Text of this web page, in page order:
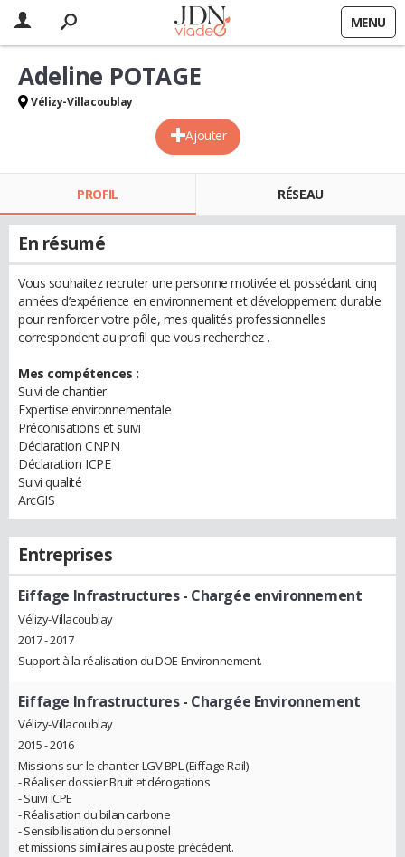
MENU
Ajouter
Adeline POTAGE
Vélizy-Villacoublay
PROFIL RÉSEAU
En résumé
Vous souhaitez recruter une personne motivée et possédant cinq
années d’expérience en environnement et développement durable
pour renforcer votre pôle, mes qualités professionnelles
correspondent au profil que vous recherchez .
Mes compétences :
Suivi de chantier
Expertise environnementale
Préconisations et suivi
Déclaration CNPN
Déclaration ICPE
Suivi qualité
ArcGIS
Entreprises
Eiffage Infrastructures- Chargée environnement
Vélizy-Villacoublay
2017 - 2017
Support à la réalisation du DOE Environnement.
Eiffage Infrastructures- Chargée Environnement
Vélizy-Villacoublay
2015 - 2016
Missions sur le chantier LGV BPL (Eiffage Rail)
- Réaliser dossier Bruit et dérogations
- Suivi ICPE
- Réalisation du bilan carbone
- Sensibilisation du personnel
et missions similaires au poste précédent.